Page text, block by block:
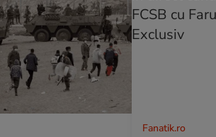
Fanatik.ro